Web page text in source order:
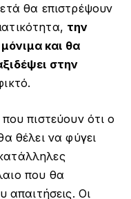
θα επιστρέψουν
την
και θα
στην
πιστεύουν ότι ο
θέλει να φύγει
που θα
απαιτήσεις. Οι